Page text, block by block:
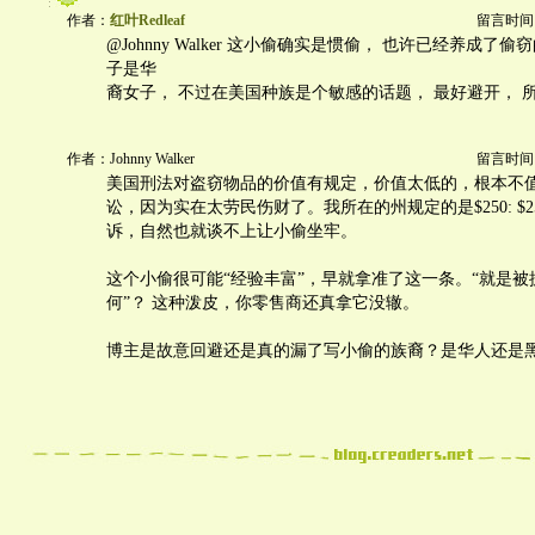
作者： 红叶Redleaf 留言时间
@Johnny Walker 这小偷确实是惯偷， 也许已经养成了偷
子是华
裔女子， 不过在美国种族是个敏感的话题， 最好避开，
作者：Johnny Walker 留言时间
美国刑法对盗窃物品的价值有规定，价值太低的，根本不
讼，因为实在太劳民伤财了。我所在的州规定的是$250:
诉，自然也就谈不上让小偷坐牢。
这个小偷很可能“经验丰富”，早就拿准了这一条。“就是
何”？ 这种泼皮，你零售商还真拿它没辙。
博主是故意回避还是真的漏了写小偷的族裔？是华人还是